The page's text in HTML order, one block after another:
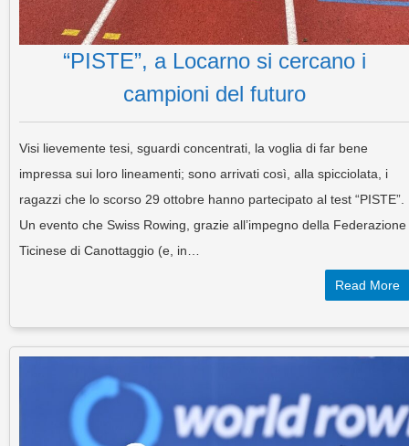
“PISTE”, a Locarno si cercano i
campioni del futuro
Visi lievemente tesi, sguardi concentrati, la voglia di far bene
impressa sui loro lineamenti; sono arrivati così, alla spicciolata, i
ragazzi che lo scorso 29 ottobre hanno partecipato al test “PISTE”.
Un evento che Swiss Rowing, grazie all’impegno della Federazione
Ticinese di Canottaggio (e, in…
Read More